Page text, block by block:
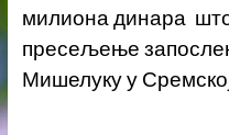
милиона динара
пресељење
Мишелуку у